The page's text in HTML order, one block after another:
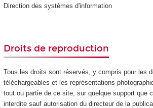
Direction des systèmes d'information
Droits de reproduction
Tous les droits sont réservés, y compris pour les
téléchargeables et les représentations
tout ou partie de ce site, sur quelque support que
interdite sauf autorisation du directeur de la